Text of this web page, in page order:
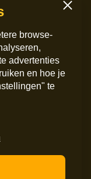
browse-
advertenties
en hoe je
te
Sluiten